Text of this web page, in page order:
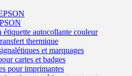
étiquette autocollante couleur
thermique
et marquages
cartes et badges
pour imprimantes